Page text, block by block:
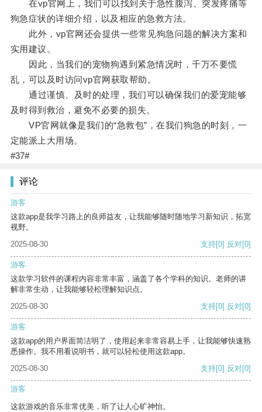
在vp官网上，我们可以找到关于急性腹泻、突发疼痛等
狗急症状的详细介绍，以及相应的急救方法。
此外，vp官网还会提供一些常见狗急问题的解决方案和
实用建议。
因此，当我们的宠物狗遇到紧急情况时，千万不要慌
乱，可以及时访问vp官网获取帮助。
通过谨慎、及时的处理，我们可以确保我们的爱宠能够
及时得到救治，避免不必要的损失。
VP官网就像是我们的“急救包”，在我们狗急的时刻，一
定能派上大用场。
#37#
评论
游客
这款app是我学习路上的良师益友，让我能够随时随地学习新知识，拓宽
视野。
2025-08-30
支持[0] 反对[0]
游客
这款学习软件的课程内容非常丰富，涵盖了各个学科的知识。老师的讲
解非常生动，让我能够轻松理解知识点。
2025-08-30
支持[0] 反对[0]
游客
这款app的用户界面简洁明了，使用起来非常容易上手，让我能够快速熟
悉操作。我不用看说明书，就可以轻松使用这款app。
2025-08-30
支持[0] 反对[0]
游客
这款游戏的音乐非常优美，听了让人心旷神怡。